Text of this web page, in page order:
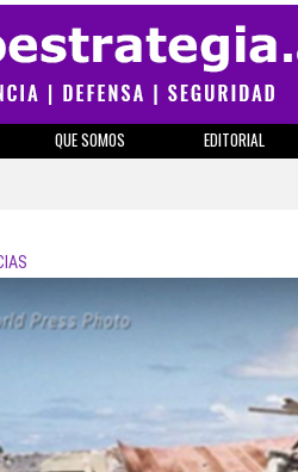
QUE SOMOS EDITORIAL